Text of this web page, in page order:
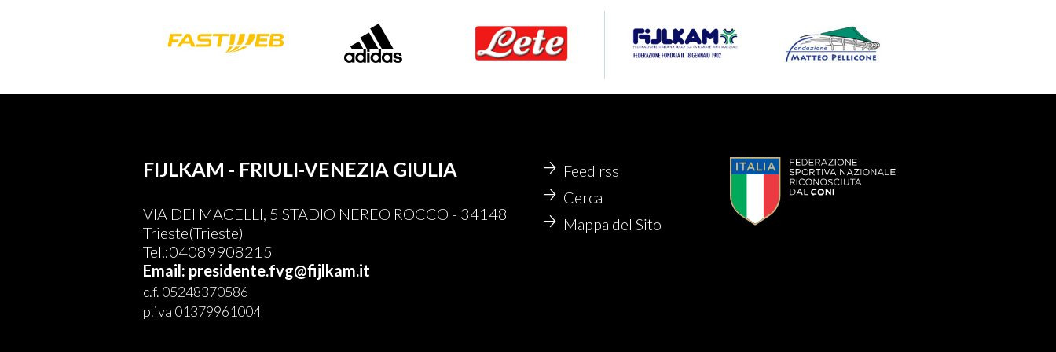
FIJLKAM - FRIULI-VENEZIA GIULIA
VIA DEI MACELLI, 5 STADIO NEREO ROCCO - 34148
Trieste(Trieste)
Tel.:04089908215
Email: presidente.fvg@fijlkam.it
c.f. 05248370586
p.iva 01379961004
Feed rss
Cerca
Mappa del Sito